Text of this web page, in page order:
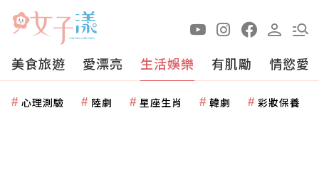
美食旅遊 愛漂亮 生活娛樂 有肌勵 情慾愛
心理測驗 陸劇 星座生肖 韓劇 彩妝保養